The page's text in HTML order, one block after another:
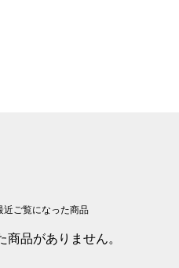
近ご覧になった商品
商品がありません。